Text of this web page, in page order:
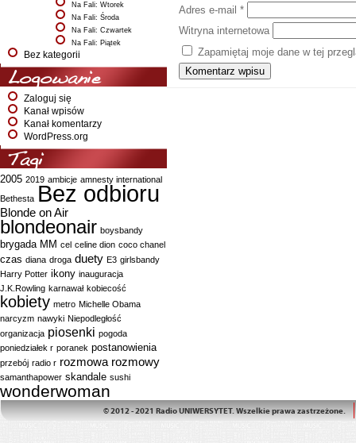
Na Fali: Wtorek
Na Fali: Środa
Na Fali: Czwartek
Na Fali: Piątek
Bez kategorii
Logowanie
Zaloguj się
Kanał wpisów
Kanał komentarzy
WordPress.org
Tagi
2005 2019 ambicje amnesty international
Bethesta Bez odbioru
Blonde on Air
blondeonair boysbandy
brygada MM cel celine dion coco chanel
czas diana droga duety E3 girlsbandy
Harry Potter ikony inauguracja
J.K.Rowling karnawał kobiecość
kobiety metro Michelle Obama
narcyzm nawyki Niepodległość
organizacja piosenki pogoda
poniedziałek r poranek postanowienia
przebój radio r rozmowa rozmowy
samanthapower skandale sushi
wonderwoman
Adres e-mail *
Witryna internetowa
Zapamiętaj moje dane w tej
© 2012 - 2021 Radio UNIWERSYTET. Wszelkie prawa zastrzeżone.